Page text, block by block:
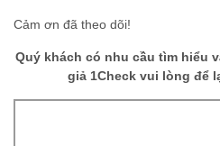
Cảm ơn đã theo dõi!
Quý khách có nhu cầu tìm hiểu
giả 1Check vui lòng để